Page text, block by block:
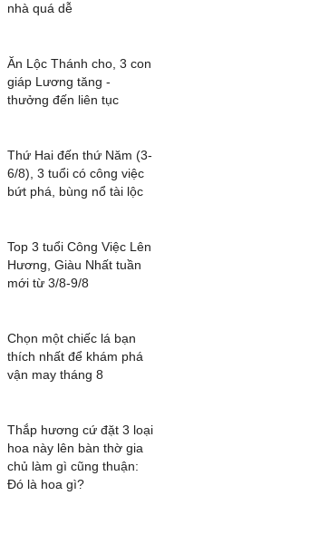
nhà quá dễ
Ăn Lộc Thánh cho, 3 con
giáp Lương tăng -
thưởng đến liên tục
Thứ Hai đến thứ Năm (3-
6/8), 3 tuổi có công việc
bứt phá, bùng nổ tài lộc
Top 3 tuổi Công Việc Lên
Hương, Giàu Nhất tuần
mới từ 3/8-9/8
Chọn một chiếc lá bạn
thích nhất để khám phá
vận may tháng 8
Thắp hương cứ đặt 3 loại
hoa này lên bàn thờ gia
chủ làm gì cũng thuận:
Đó là hoa gì?